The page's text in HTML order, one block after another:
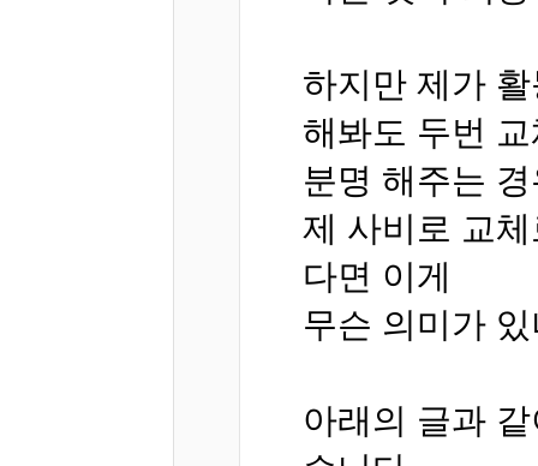
하지만 제가
해봐도 두번
분명 해주는
제 사비로 교
다면 이게
무슨 의미가
아래의 글과